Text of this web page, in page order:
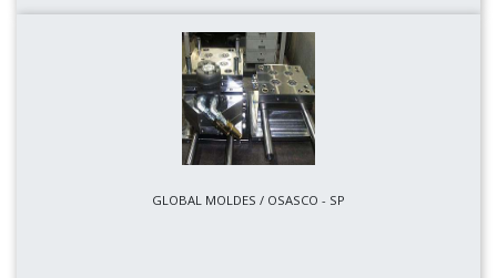
GLOBAL MOLDES / OSASCO - SP